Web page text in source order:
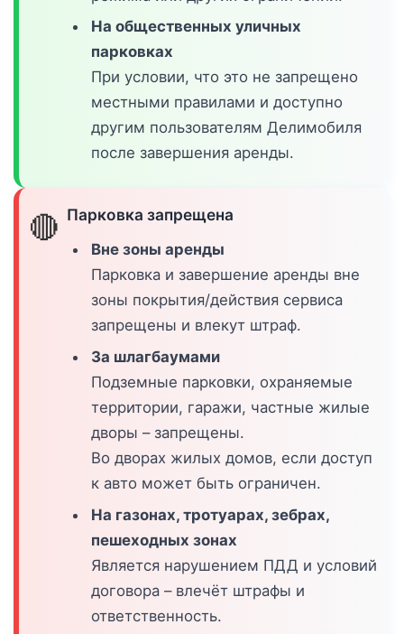
На общественных уличных
парковках
При условии, что это не запрещено
местными правилами и доступно
другим пользователям Делимобиля
после завершения аренды.
🔴 Парковка запрещена
Вне зоны аренды
Парковка и завершение аренды вне
зоны покрытия/действия сервиса
запрещены и влекут штраф.
За шлагбаумами
Подземные парковки, охраняемые
территории, гаражи, частные жилые
дворы – запрещены.
Во дворах жилых домов, если доступ
к авто может быть ограничен.
На газонах, тротуарах, зебрах,
пешеходных зонах
Является нарушением ПДД и условий
договора – влечёт штрафы и
ответственность.